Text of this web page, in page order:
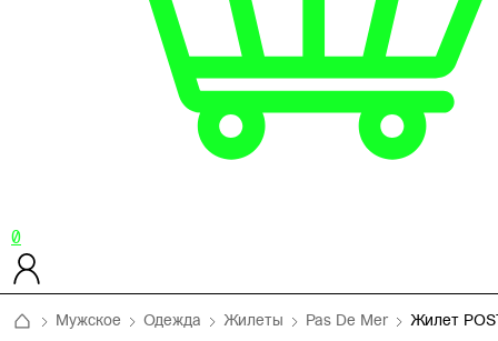
0
Мужское Одежда Жилеты Pas De Mer Жилет